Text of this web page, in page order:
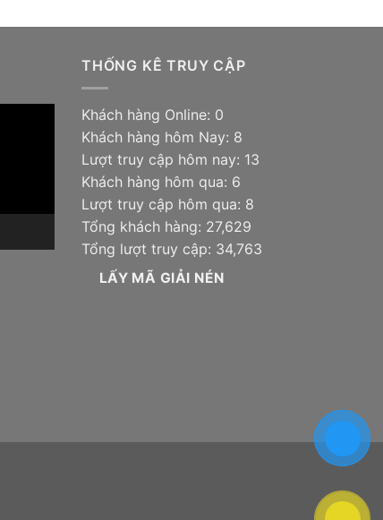
THỐNG KÊ TRUY CẬP
Khách hàng Online: 0
Khách hàng hôm Nay: 8
Lượt truy cập hôm nay: 13
Khách hàng hôm qua: 6
Lượt truy cập hôm qua: 8
Tổng khách hàng: 27,629
Tổng lượt truy cập: 34,763
LẤY MÃ GIẢI NÉN